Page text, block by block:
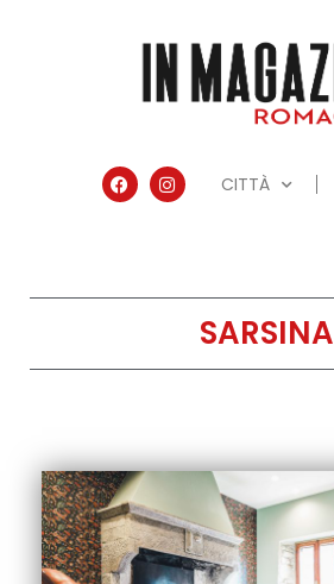
CITTÀ
SARSINA